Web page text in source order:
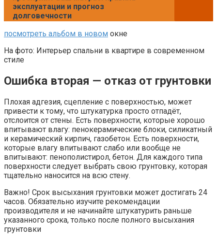
эксплуатации и прогноз
долговечности
посмотреть альбом в новом окне
На фото: Интерьер спальни в квартире в современном
стиле
Ошибка вторая — отказ от грунтовки
Плохая адгезия, сцепление с поверхностью, может
привести к тому, что штукатурка просто отпадёт,
отслоится от стены. Есть поверхности, которые хорошо
впитывают влагу: пенокерамические блоки, силикатный
и керамический кирпич, газобетон. Есть поверхности,
которые влагу впитывают слабо или вообще не
впитывают: пенополистирол, бетон. Для каждого типа
поверхности следует выбрать свою грунтовку, которая
тщательно наносится на всю стену.
Важно! Срок высыхания грунтовки может достигать 24
часов. Обязательно изучите рекомендации
производителя и не начинайте штукатурить раньше
указанного срока, только после полного высыхания
грунтовки